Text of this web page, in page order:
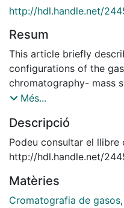
http://hdl.handle.net/
Resum
This article briefly
configurations of the gas
chromatography- mass
technology available at
Més...
Descripció
Podeu consultar el llibre
http://hdl.handle.net/
Matèries
Cromatografia de gasos,